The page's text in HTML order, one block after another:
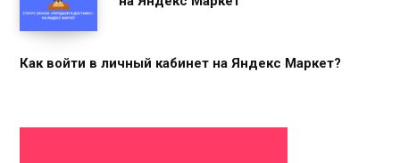
Как войти в личный кабинет на Яндекс Маркет?